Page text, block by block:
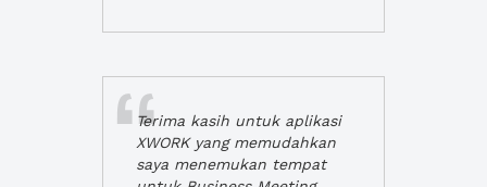
Terima kasih untuk aplikasi
XWORK yang memudahkan
saya menemukan tempat